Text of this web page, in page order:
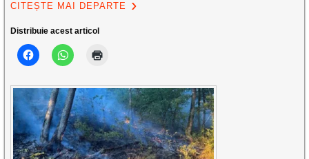
CITEȘTE MAI DEPARTE
Distribuie acest articol